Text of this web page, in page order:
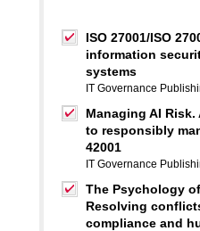
ISO 27001/ISO
information
systems
IT Governance
Managing AI
to responsibly
42001
IT Governance
The Psychology
Resolving
compliance and